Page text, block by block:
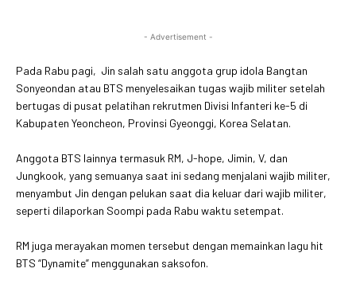
- Advertisement -
Pada Rabu pagi, Jin salah satu anggota grup idola Bangtan
Sonyeondan atau BTS menyelesaikan tugas wajib militer setelah
bertugas di pusat pelatihan rekrutmen Divisi Infanteri ke-5 di
Kabupaten Yeoncheon, Provinsi Gyeonggi, Korea Selatan.
Anggota BTS lainnya termasuk RM, J-hope, Jimin, V, dan
Jungkook, yang semuanya saat ini sedang menjalani wajib militer,
menyambut Jin dengan pelukan saat dia keluar dari wajib militer,
seperti dilaporkan Soompi pada Rabu waktu setempat.
RM juga merayakan momen tersebut dengan memainkan lagu hit
BTS “Dynamite” menggunakan saksofon.